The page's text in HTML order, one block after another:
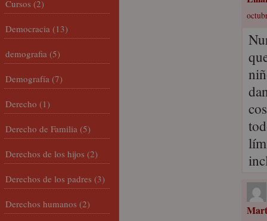
Cursos (2)
Democracia (13)
demografia (5)
Demografía (7)
Derecho (1)
Derecho de Familia (5)
Derechos de los hijos (2)
Derechos de los padres (3)
Derechos humanos (2)